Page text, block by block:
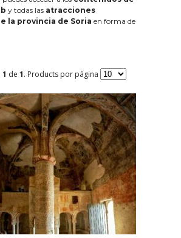
y todas las atracciones
la provincia de Soria en forma de
1 de 1. Products por página